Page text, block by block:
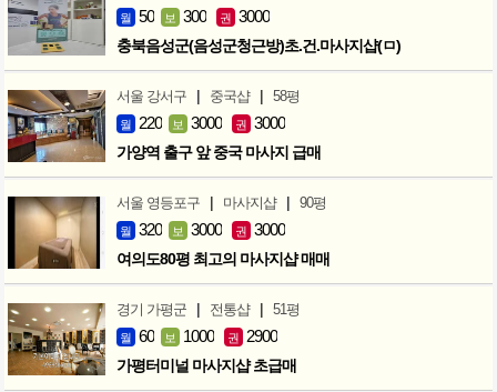
월 50 보 300 권 3000
충북음성군(음성군청근방)초.건.마사지샵(ㅁ)
서울 강서구 | 중국샵 | 58평
월 220 보 3000 권 3000
가양역 출구 앞 중국 마사지 급매
서울 영등포구 | 마사지샵 | 90평
월 320 보 3000 권 3000
여의도80평 최고의 마사지샵 매매
경기 가평군 | 전통샵 | 51평
월 60 보 1000 권 2900
가평터미널 마사지샵 초급매